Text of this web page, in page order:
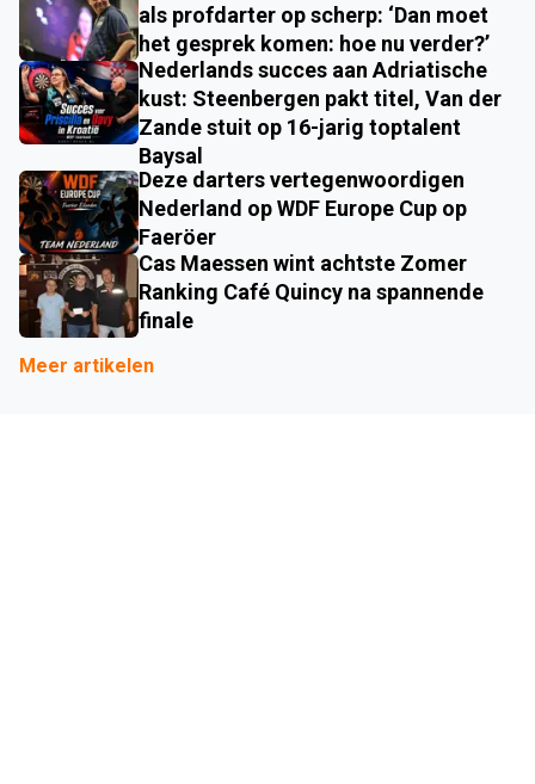
als profdarter op scherp: ‘Dan moet
het gesprek komen: hoe nu verder?’
Nederlands succes aan Adriatische
kust: Steenbergen pakt titel, Van der
Zande stuit op 16-jarig toptalent
Baysal
Deze darters vertegenwoordigen
Nederland op WDF Europe Cup op
Faeröer
Cas Maessen wint achtste Zomer
Ranking Café Quincy na spannende
finale
Meer artikelen